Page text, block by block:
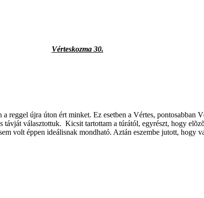
Vérteskozma 30.
reggel újra úton ért minket. Ez esetben a Vértes, pontosabban
távját választottuk. Kicsit tartottam a túrától, egyrészt, hogy
volt éppen ideálisnak mondható. Aztán eszembe jutott, hogy